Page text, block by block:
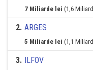
7 Miliarde lei (1,6
2. ARGES
5 Miliarde lei (1,1
3. ILFOV